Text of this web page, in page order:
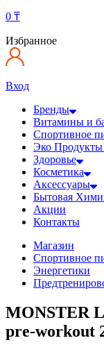
0 ₸
Избранное
Вход
Бренды
Витамины и
Спортивное
Эко Продукты
Здоровье
Косметика
Аксессуары
Бытовая
Акции
Контакты
Магазин
Спортивное
Энергетики
MONSTER
pre-workout